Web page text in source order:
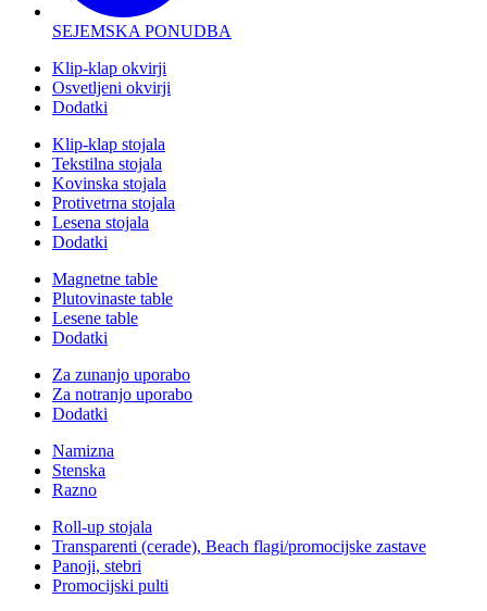
SEJEMSKA PONUDBA
Klip-klap okvirji
Osvetljeni okvirji
Dodatki
Klip-klap stojala
Tekstilna stojala
Kovinska stojala
Protivetrna stojala
Lesena stojala
Dodatki
Magnetne table
Plutovinaste table
Lesene table
Dodatki
Za zunanjo uporabo
Za notranjo uporabo
Dodatki
Namizna
Stenska
Razno
Roll-up stojala
Transparenti (cerade), Beach flagi/promocijske zastave
Panoji, stebri
Promocijski pulti